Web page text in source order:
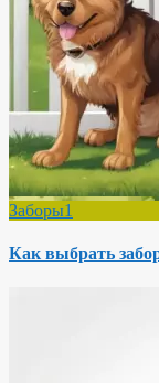
Заборы1
Как выбрать